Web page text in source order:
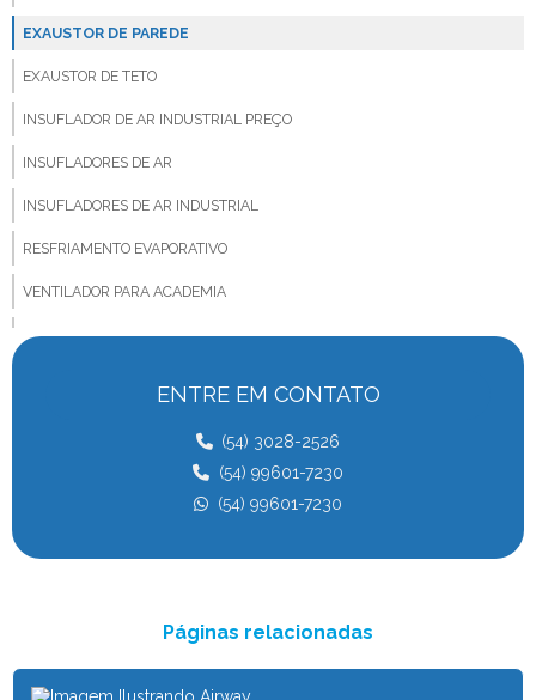
EXAUSTOR DE PAREDE
EXAUSTOR DE TETO
INSUFLADOR DE AR INDUSTRIAL PREÇO
INSUFLADORES DE AR
INSUFLADORES DE AR INDUSTRIAL
RESFRIAMENTO EVAPORATIVO
VENTILADOR PARA ACADEMIA
VENTILADOR PARA ANIMAIS
VENTILADOR COMPOST BARN
VENTILADOR PARA CONFINAMENTO
VENTILADOR PARA CONFORTO ANIMAL
VENTILADOR PARA GADO
ENTRE EM CONTATO
(54) 3028-2526
(54) 99601-7230
(54) 99601-7230
Páginas relacionadas